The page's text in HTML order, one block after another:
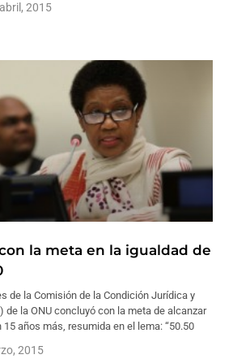
2015
la meta en la igualdad de
de la Comisión de la Condición Jurídica y
de la ONU concluyó con la meta de alcanzar
15 años más, resumida en el lema: “50.50
2015